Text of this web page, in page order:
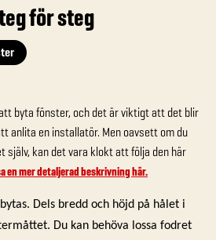
för steg
byta fönster, och det är viktigt att det blir
anlita en installatör. Men oavsett om du
själv, kan det vara klokt att följa den här
en mer detaljerad beskrivning här.
Dels bredd och höjd på hålet i
Du kan behöva lossa fodret